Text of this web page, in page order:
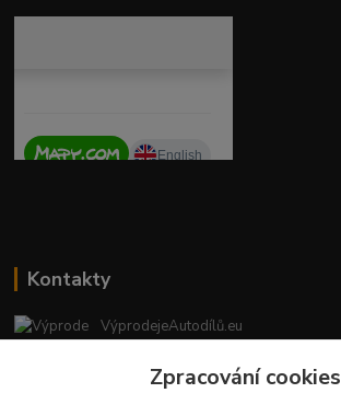
Kontakty
VýprodejeAutodílů.eu
+420 792 217 851
(Po-Pá, 9-16 hod.)
Zpracování cookies